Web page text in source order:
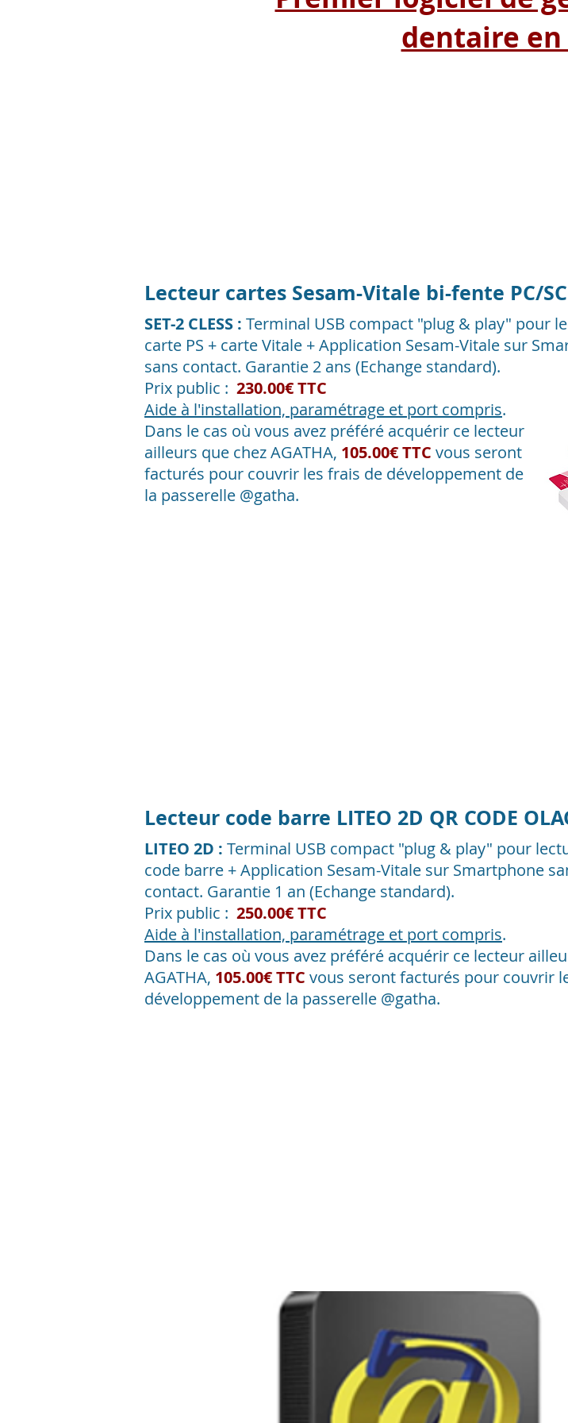
dentaire en
Lecteur cartes Sesam-Vitale bi-fente PC/SC
SET-2 CLESS : Terminal USB compact "plug & play" pour
carte PS + carte Vitale + Application Sesam-Vitale sur
sans contact. Garantie 2 ans (Echange standard).
Prix public : 230.00€ TTC
Aide à l'installation, paramétrage et port compris.
Dans le cas où vous avez préféré acquérir ce lecteur
ailleurs que chez AGATHA, 105.00€ TTC vous seront
facturés pour couvrir les frais de développement de
la passerelle @gatha.
Lecteur code barre LITEO 2D QR CODE
LITEO 2D : Terminal USB compact "plug & play" pour
code barre + Application Sesam-Vitale sur Smartphone
contact. Garantie 1 an (Echange standard).
Prix public : 250.00€ TTC
Aide à l'installation, paramétrage et port compris.
Dans le cas où vous avez préféré acquérir ce lecteur
AGATHA, 105.00€ TTC vous serontfacturés pour couvrir
développement de la passerelle @gatha.